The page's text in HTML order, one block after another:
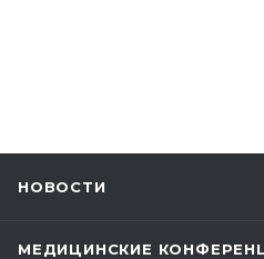
НОВОСТИ
МЕДИЦИНСКИЕ